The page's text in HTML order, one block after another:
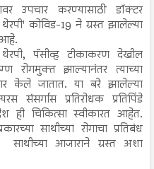
उपचार करण्यासाठी डॉक्टर
कोविड-19 ने ग्रस्त झालेल्या
पॅसीव्ह टीकाकरण देखील
रोगमुक्त झाल्यानंतर त्याच्या
केले जातात. या बरे झालेल्या
संसर्गास प्रतिरोधक प्रतिपिंडे
ही चिकित्सा स्वीकारत आहेत.
साथीच्या रोगाचा प्रतिबंध
आजाराने ग्रस्त अशा